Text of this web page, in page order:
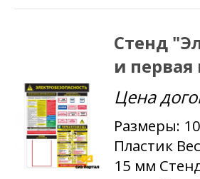
Стенд
и
Цена
Размеры:
Пластик
15 мм